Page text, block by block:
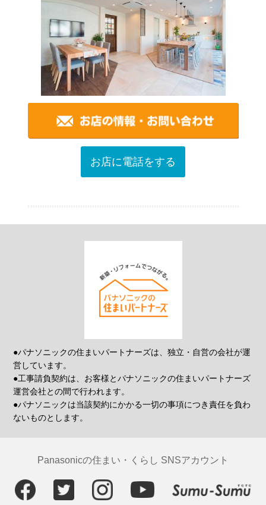
お店に電話をする
●パナソニックの住まいパートナーズは、独立・自営の会社が運
営しています。
●工事請負契約は、お客様とパナソニックの住まいパートナーズ
運営会社との間で行われます。
●パナソニックは当該契約にかかる一切の事項につき責任を負わ
ないものとします。
Panasonicの住まい・くらし SNSアカウント